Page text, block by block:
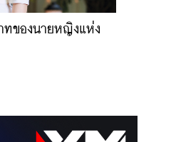
ของนายหญิงแห่ง